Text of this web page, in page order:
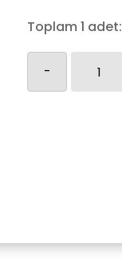
Toplam 1 adet:
-